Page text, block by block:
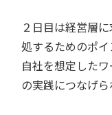
２日目は経営層
処するためのポ
自社を想定した
の実践につなげら